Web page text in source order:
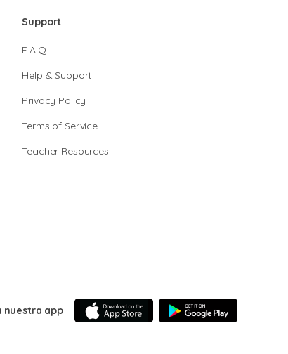
Support
F.A.Q.
Help & Support
Privacy Policy
Terms of Service
Teacher Resources
nuestra app